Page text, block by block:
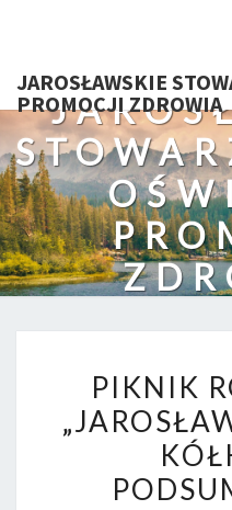
JAROSŁAWSKIE
PROMOCJI ZDROWIA
PIKNIK